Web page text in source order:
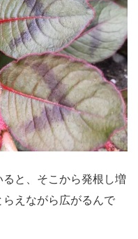
と、そこから発根し増
えながら広がるんで